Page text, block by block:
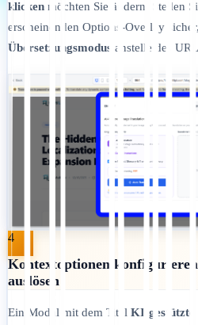
klicken möchten Sie ändern. Stellen
erscheinenden Options-Overlay
Übersetzungsmodus anstelle des
4
Kontextoptionen
auslösen
Ein Modal mit dem Titel KI-gestützte